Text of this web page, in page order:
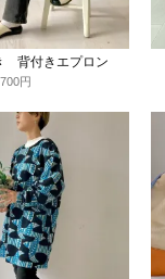
背付きエプロン
円